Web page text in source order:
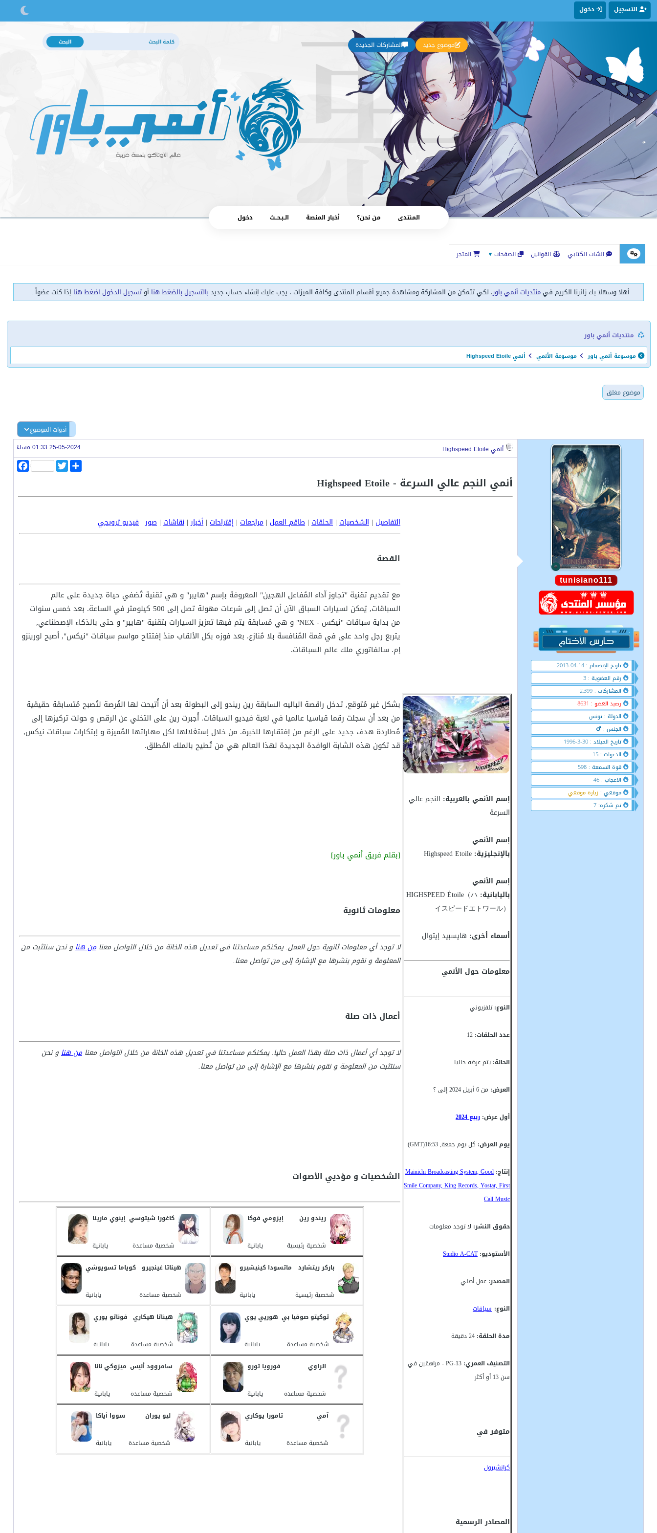
التسجيل دخول
المشاركات الجديدة موضوع جديد
المنتدى من نحن؟ أخبار المنصة الـبـحــث دخول
الشات الكتابي القوانين الصفحات▼ المتجر
أهلا وسهلا بك زائرنا الكريم فيمنتديات أنمي باور، لكي تتمكن من المشاركة ومشاهدة جميع أقسام المنتدى وكافة الميزات ، يجب عليك إنشاء حساب جديد بالتسجيل بالضغط هنا أوتسجيل الدخول اضغط هنا إذا كنت عضواً .
منتديات أنمي باور
موسوعة أنمي باور موسوعة الأنمي أنمي Highspeed Etoile
موضوع مغلق
أدوات الموضوع
أنمي Highspeed Etoile
25-05-2024 01:33 مساءً
tunisiano111
تاريخ الإنضمام : 14-04-2013
رقم العضوية : 3
المشاركات : 2,399
رصيد العضو : 8631
الدولة : تونس
الجنس :
تاريخ الميلاد : 30-3-1996
الدعوات : 15
قوة السمعة : 598
الاعجاب : 46
موقعي : زيارة موقعي
تم شكره: 7
a
b
T
w
t
ن
أنمي النجم عالي السرعة - Highspeed Etoile
إسم الأنمي بالعربية: النجم عالي
السرعة
إسم الأنمي
بالإنجليزية:
إسم الأنمي
باليابانية: HIGHSPEED Étoile（ハ
イスピードエトワール）
أسماء أخرى: هايسبيد إيتوال
معلومات حول الأنمي
النوع:تلفزيوني
عدد الحلقات: 12
الحالة: يتم عرضه حاليا
العرض: من 6 أبريل 2024 إلى ؟
أول عرض: ربيع 2024
يوم العرض: كل يوم جمعة, 16:53(GMT)
إنتاج: Mainichi Broadcasting System, Good
Smile Company, King Records, Yostar, First
Call Music
حقوق النشر: لا توجد معلومات
الأستوديو:Studio A-CAT
المصدر: عمل أصلي
النوع: سباقات
مدة الحلقة: 24 دقيقة
التصنيف العمري:
PG-13 - مراهقين في
سن 13 أو أكثر
متوفر في
كرانشيرول
المصادر الرسمية
التفاصيل | الشخصيات| الحلقات| طاقم العمل | مراجعات| إقتراحات| أخبار| نقاشات| صور| فيديو ترويجي
القصة
مع تقديم تقنية "تجاوز آداء المُفاعل الهجين" المعروفة بإسم "هايبر" و هي تقنية تُضفي حياة جديدة على عالم
السباقات, يُمكن لسيارات السباق الآن أن تصل إلى سُرعات مهولة تصل إلى 500 كيلومتر في الساعة. بعد خمس سنوات
من بداية سباقات "نيكس - NEX" و هي مُسابقة يتم فيها تعزيز السيارات بتقنية "هايبر" و حتى بالذكاء الإصطناعي,
يتربع رجل واحد على في قمة المُنافسة بلا مُنازع. بعد فوزه بكل الألقاب منذ إفتتاح مواسم سباقات "نيكس", أصبح لورينزو
إم. سالفاتوري ملك عالم السباقات.
بشكل غير مُتوقع, تدخل راقصة الباليه السابقة رين ريندو إلى البطولة بعد أن أُتيحت لها الفُرصة لتُصبح مُتسابقة حقيقية
من بعد أن سجلت رقما قياسيا عالميا في لعبة فيديو السباقات. أُجبرت رين على التخلي عن الرقص و حولت تركيزها إلى
مُطاردة هدف جديد على الرغم من إفتقارها للخبرة. من خلال إستغلالها لكل مهاراتها المُميزة و إبتكارات سباقات نيكس,
قد تكون هذه الشابة الوافدة الجديدة لهذا العالم هي من تُطيح بالملك المُطلق.
[بقلم فريق أنمي باور]
معلومات ثانوية
لا توجد أي معلومات ثانوية حول العمل. يمكنكم مساعدتنا في تعديل هذه الخانة من خلال التواصل معنامن هناو نحن سنتثبت من
المعلومة و نقوم بنشرها مع الإشارة إلى من تواصل معنا.
أعمال ذات صلة
لا توجد أي أعمال ذات صلة بهذا العمل حاليا. يمكنكم مساعدتنا في تعديل هذه الخانة من خلال التواصل معنامن هناو نحن
سنتثبت من المعلومة و نقوم بنشرها مع الإشارة إلى من تواصل معنا.
الشخصيات و مؤديي الأصوات
ريندو رين
شخصية رئيسية
إيزومي فوكا
يابانية
كاغورا شيتوسي
شخصية مساعدة
إينوي مارينا
يابانية
باركر ريتشارد
شخصية رئيسية
ماتسودا كينيشيرو
يابانية
هيناتا غينجيرو
شخصية مساعدة
كوياما تسويوشي
يابانية
توكيتو صوفيا بي
شخصية مساعدة
هوريي يوي
يابانية
هيناتا هيكاري
شخصية مساعدة
فوناتو يوري
يابانية
الراوي
شخصية مساعدة
فورويا تورو
يابانية
سامروود أليس
شخصية مساعدة
ميزوكي نانا
يابانية
آمي
شخصية مساعدة
تامورا يوكاري
يابانية
ليو يوران
شخصية مساعدة
سووا أياكا
يابانية